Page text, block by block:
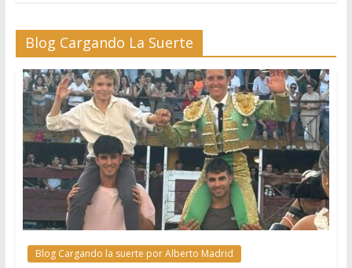
Blog Cargando La Suerte
Blog Cargando la suerte por Alberto Madrid